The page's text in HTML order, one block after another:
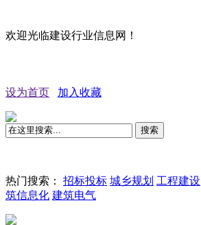
欢迎光临建设行业信息网！
设为首页 加入收藏
搜索
热门搜索： 招标投标 城乡规划 工程建设
筑信息化 建筑电气